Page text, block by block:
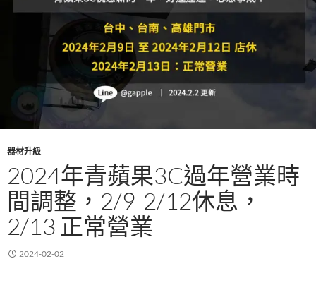
器材升級
2024年青蘋果3C過年營業時
間調整，2/9-2/12休息，
2/13 正常營業
2024-02-02